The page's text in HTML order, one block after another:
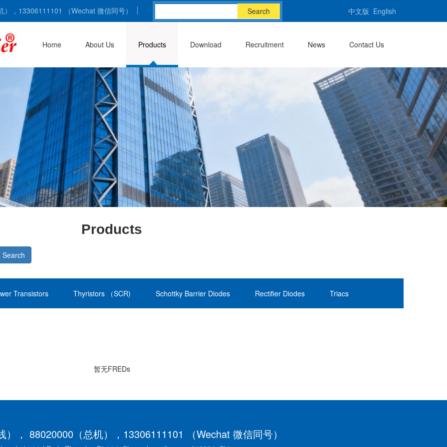
，13306111101 （Wechat 微信同号） Search 中文版 English
Home About Us Products Download Recruitment News Contact Us
Products
Search
Transistors Thyristors （SCR) Schottky Barrier Diodes Rectifier Diodes Triacs
暂无FREDs
， 88020000（总机），13306111101 （Wechat 微信同号）